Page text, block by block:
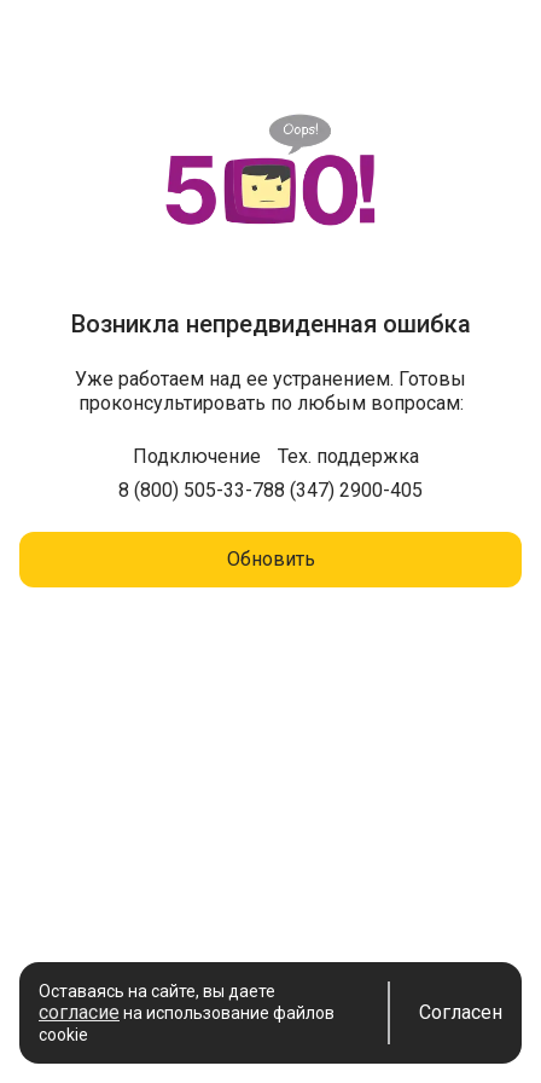
Возникла непредвиденная ошибка
Уже работаем над ее устранением. Готовы
проконсультировать по любым вопросам:
Подключение
8 (800) 505-33-78
Тех. поддержка
8 (347) 2900-405
Обновить
Оставаясь на сайте, вы даете
согласие на использование файлов
cookie
Согласен